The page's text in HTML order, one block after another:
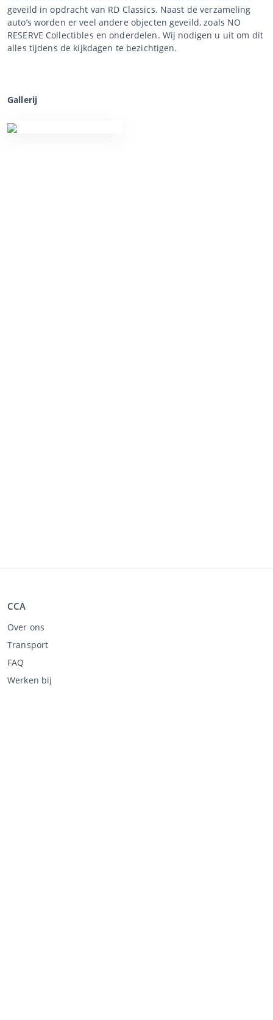
geveild in opdracht van RD Classics. Naast de verzameling
auto’s worden er veel andere objecten geveild, zoals NO
RESERVE Collectibles en onderdelen. Wij nodigen u uit om dit
alles tijdens de kijkdagen te bezichtigen.
Gallerij
CCA
Over ons
Transport
FAQ
Werken bij